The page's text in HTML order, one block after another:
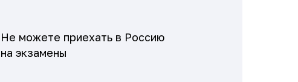
Не можете приехать в Россию
на экзамены